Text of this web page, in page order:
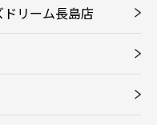
リーム長島店